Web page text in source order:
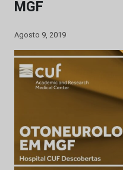
MGF
Agosto 9, 2019